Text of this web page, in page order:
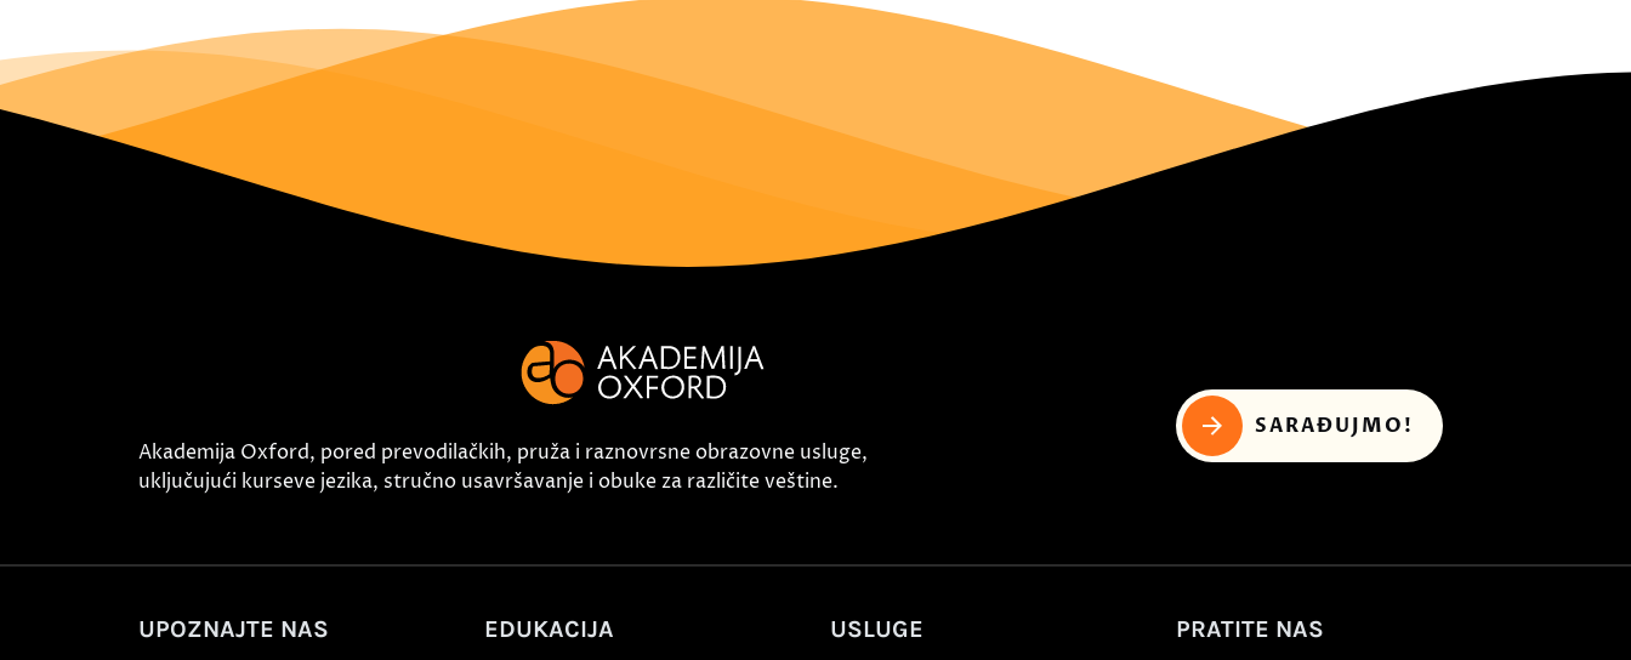
Akademija Oxford, pored prevodilačkih, pruža i raznovrsne obrazovne usluge,
uključujući kurseve jezika, stručno usavršavanje i obuke za različite veštine.
SARAĐUJMO!
UPOZNAJTE NAS EDUKACIJA USLUGE PRATITE NAS